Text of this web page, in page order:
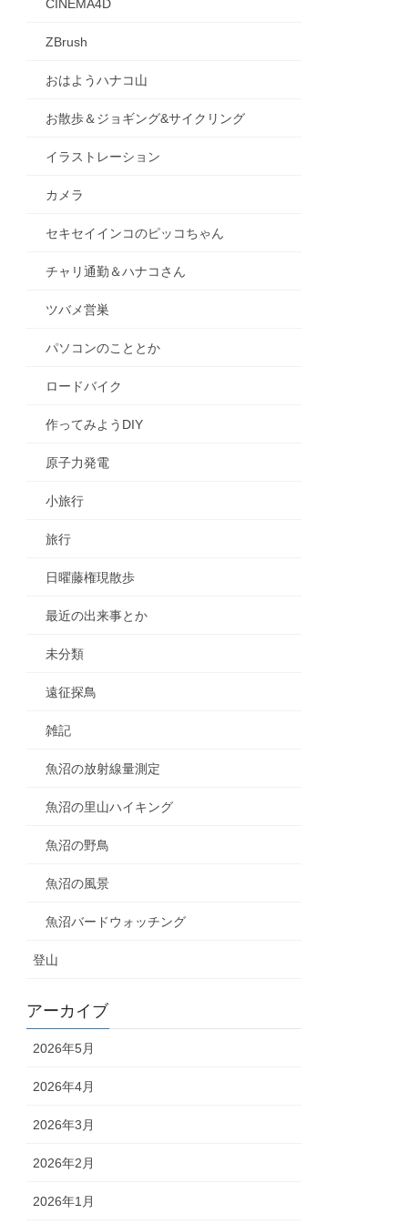
CINEMA4D
ZBrush
おはようハナコ山
お散歩＆ジョギング&サイクリング
イラストレーション
カメラ
セキセイインコのピッコちゃん
チャリ通勤＆ハナコさん
ツバメ営巣
パソコンのこととか
ロードバイク
作ってみようDIY
原子力発電
小旅行
旅行
日曜藤権現散歩
最近の出来事とか
未分類
遠征探鳥
雑記
魚沼の放射線量測定
魚沼の里山ハイキング
魚沼の野鳥
魚沼の風景
魚沼バードウォッチング
登山
アーカイブ
2026年5月
2026年4月
2026年3月
2026年2月
2026年1月